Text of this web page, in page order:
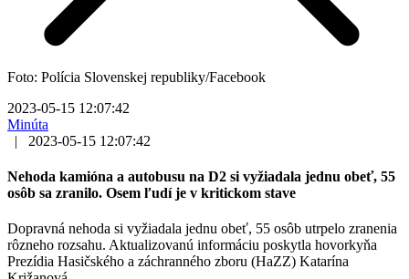
Foto: Polícia Slovenskej republiky/Facebook
2023-05-15 12:07:42
Minúta
|
2023-05-15 12:07:42
Nehoda kamióna a autobusu na D2 si vyžiadala jednu obeť, 55
osôb sa zranilo. Osem ľudí je v kritickom stave
Dopravná nehoda si vyžiadala jednu obeť, 55 osôb utrpelo zranenia
rôzneho rozsahu. Aktualizovanú informáciu poskytla hovorkyňa
Prezídia Hasičského a záchranného zboru (HaZZ) Katarína